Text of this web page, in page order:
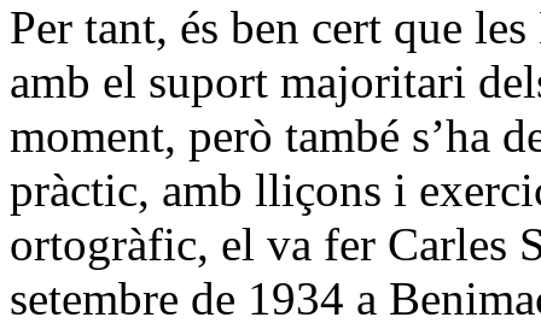
Per tant, és ben cert que
amb el suport majoritari
moment, però també s’ha
pràctic, amb lliçons i
ortogràfic, el va fer Carles
setembre de 1934 a